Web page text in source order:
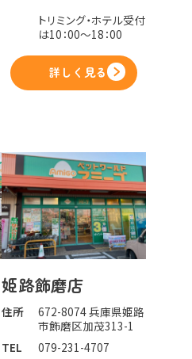
トリミング・ホテル受付
は10：00～18：00
詳しく見る
姫路飾磨店
住所
672-8074 兵庫県姫路
市飾磨区加茂313-1
TEL
079-231-4707